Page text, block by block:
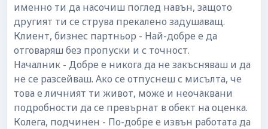
именно ти да насочиш поглед навън, защото
другият ти се струва прекалено задушаващ.
Клиент, бизнес партньор - Най-добре е да
отговаряш без пропуски и с точност.
Началник - Добре е никога да не закъсняваш и да
не се разсейваш. Ако се отпуснеш с мисълта, че
това е личният ти живот, може и неочаквани
подробности да се превърнат в обект на оценка.
Колега, подчинен - По-добре е извън работата да